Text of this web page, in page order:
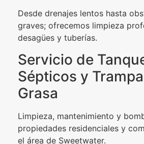
Desde drenajes lentos hasta
graves; ofrecemos limpieza
desagües y tuberías.
Servicio de
Sépticos y
Grasa
Limpieza, mantenimiento y
propiedades residenciales y
el área de Sweetwater.